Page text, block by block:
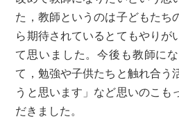
た，教師というのは子どもたち
ら期待されているとてもやりが
て思いました。今後も教師に
て，勉強や子供たちと触れ合う
うと思います」など思いのこも
だきました。